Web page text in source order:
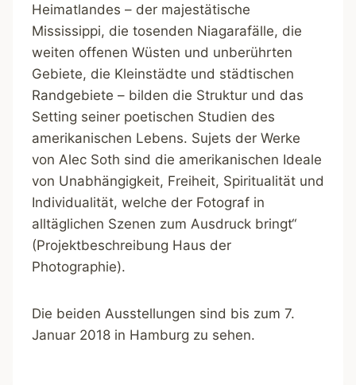
Heimatlandes – der majestätische
Mississippi, die tosenden Niagarafälle, die
weiten offenen Wüsten und unberührten
Gebiete, die Kleinstädte und städtischen
Randgebiete – bilden die Struktur und das
Setting seiner poetischen Studien des
amerikanischen Lebens. Sujets der Werke
von Alec Soth sind die amerikanischen Ideale
von Unabhängigkeit, Freiheit, Spiritualität und
Individualität, welche der Fotograf in
alltäglichen Szenen zum Ausdruck bringt“
(Projektbeschreibung Haus der
Photographie).
Die beiden Ausstellungen sind bis zum 7.
Januar 2018 in Hamburg zu sehen.